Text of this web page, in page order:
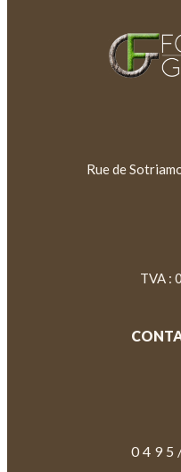
Rue de
TVA :